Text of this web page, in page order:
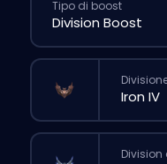
Tipo di boost